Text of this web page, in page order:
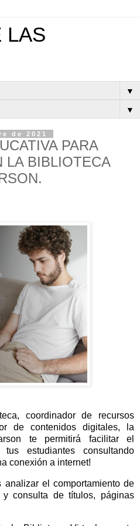
LAS
▼
▼
de 2021
PARA
LA BIBLIOTECA
coordinador de recursos
de contenidos digitales, la
te permitirá facilitar el
estudiantes consultando
conexión a internet!
analizar el comportamiento de
consulta de títulos, páginas